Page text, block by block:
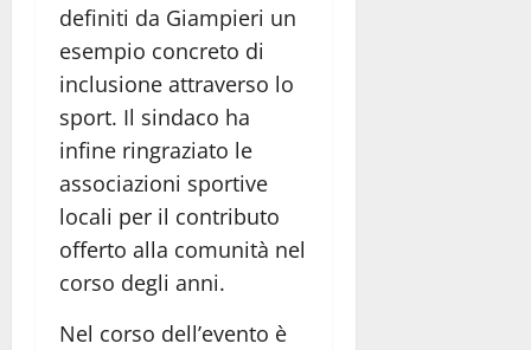
definiti da Giampieri un
esempio concreto di
inclusione attraverso lo
sport. Il sindaco ha
infine ringraziato le
associazioni sportive
locali per il contributo
offerto alla comunità nel
corso degli anni.
Nel corso dell’evento è